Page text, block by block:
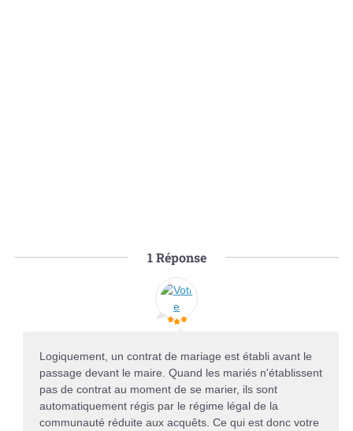
1Réponse
Logiquement, un contrat de mariage est établi avant le
passage devant le maire. Quand les mariés n'établissent
pas de contrat au moment de se marier, ils sont
automatiquement régis par le régime légal de la
communauté réduite aux acquêts. Ce qui est donc votre